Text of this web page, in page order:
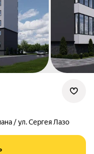
/ ул. Сергея Лазо